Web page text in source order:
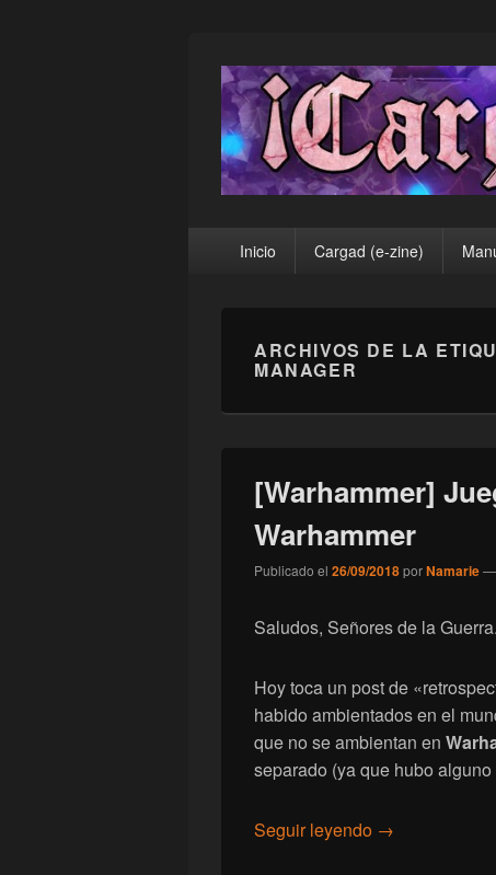
¡Cargad!
principalInicio Cargad (e-zine)
ARCHIVOS DE LA
MANAGER
[Warhammer]
Warhammer
Publicado el 26/09/2018porNamarie—
Saludos, Señores de la Guerra.
Hoy toca un post de
habido ambientados en el
que no se ambientan en
separado (ya que hubo
Seguir leyendo [Warhammer]
→